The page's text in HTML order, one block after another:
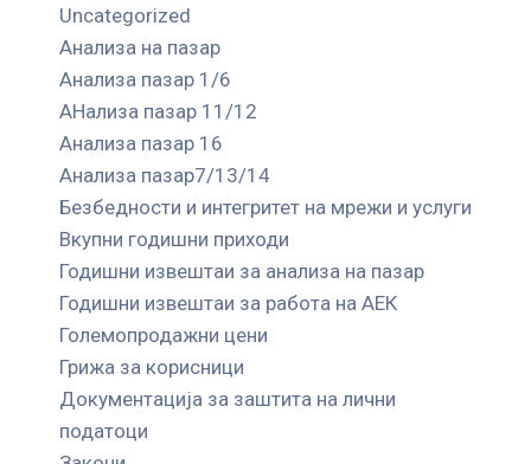
Uncategorized
Анализа на пазар
Анализа пазар 1/6
АНализа пазар 11/12
Анализа пазар 16
Анализа пазар7/13/14
Безбедности и интегритет на мрежи и услуги
Вкупни годишни приходи
Годишни извештаи за анализа на пазар
Годишни извештаи за работа на АЕК
Големопродажни цени
Грижа за корисници
Документација за заштита на лични
податоци